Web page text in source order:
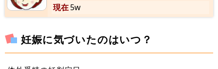
現在5w
妊娠に気づいたのはいつ？